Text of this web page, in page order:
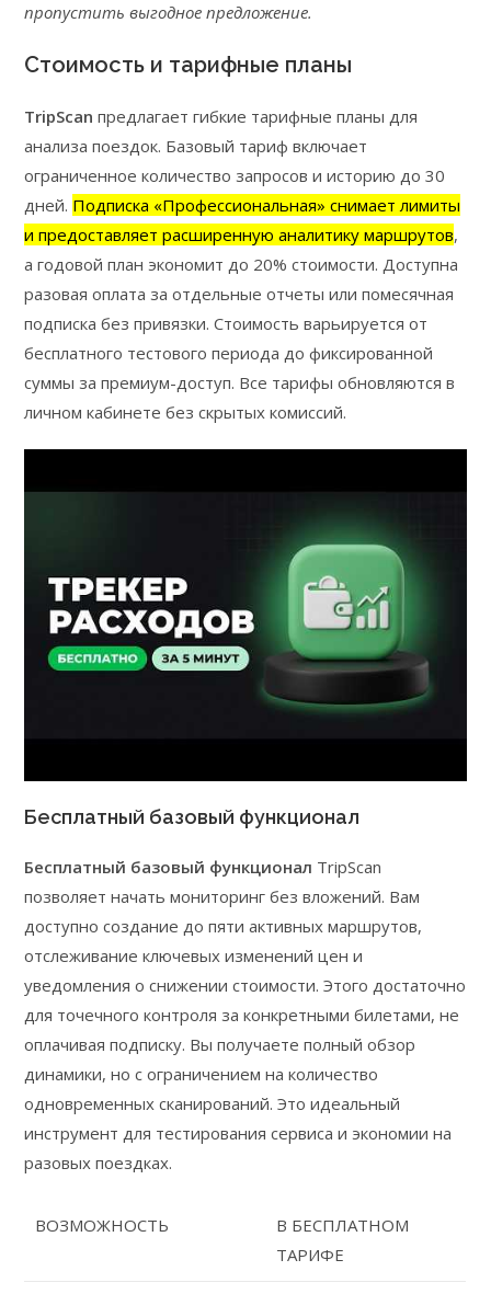
пропустить выгодное предложение.
Стоимость и тарифные планы
TripScan предлагает гибкие тарифные планы для
анализа поездок. Базовый тариф включает
ограниченное количество запросов и историю до 30
дней. Подписка «Профессиональная» снимает лимиты
и предоставляет расширенную аналитику маршрутов,
а годовой план экономит до 20% стоимости. Доступна
разовая оплата за отдельные отчеты или помесячная
подписка без привязки. Стоимость варьируется от
бесплатного тестового периода до фиксированной
суммы за премиум-доступ. Все тарифы обновляются в
личном кабинете без скрытых комиссий.
Бесплатный базовый функционал
Бесплатный базовый функционал TripScan
позволяет начать мониторинг без вложений. Вам
доступно создание до пяти активных маршрутов,
отслеживание ключевых изменений цен и
уведомления о снижении стоимости. Этого достаточно
для точечного контроля за конкретными билетами, не
оплачивая подписку. Вы получаете полный обзор
динамики, но с ограничением на количество
одновременных сканирований. Это идеальный
инструмент для тестирования сервиса и экономии на
разовых поездках.
ВОЗМОЖНОСТЬ
В БЕСПЛАТНОМ
ТАРИФЕ